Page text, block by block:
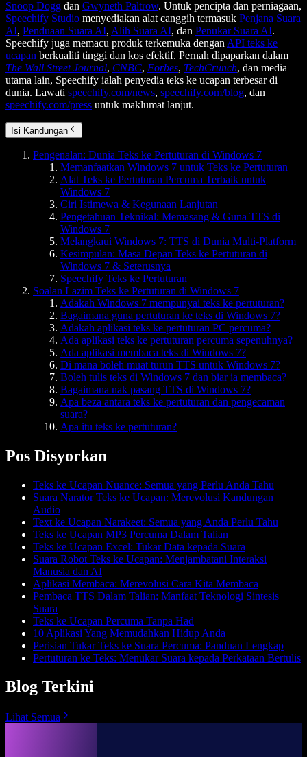
Snoop Dogg dan Gwyneth Paltrow. Untuk pencipta dan perniagaan,
Speechify Studio menyediakan alat canggih termasuk Penjana Suara
AI, Penduaan Suara AI, Alih Suara AI, dan Penukar Suara AI.
Speechify juga memacu produk terkemuka dengan API teks ke
ucapan berkualiti tinggi dan kos efektif. Pernah dipaparkan dalam
The Wall Street Journal, CNBC, Forbes, TechCrunch, dan media
utama lain, Speechify ialah penyedia teks ke ucapan terbesar di
dunia. Lawati speechify.com/news, speechify.com/blog, dan
speechify.com/press untuk maklumat lanjut.
Isi Kandungan
Pengenalan: Dunia Teks ke Pertuturan di Windows 7
Memanfaatkan Windows 7 untuk Teks ke Pertuturan
Alat Teks ke Pertuturan Percuma Terbaik untuk
Windows 7
Ciri Istimewa & Kegunaan Lanjutan
Pengetahuan Teknikal: Memasang & Guna TTS di
Windows 7
Melangkaui Windows 7: TTS di Dunia Multi-Platform
Kesimpulan: Masa Depan Teks ke Pertuturan di
Windows 7 & Seterusnya
Speechify Teks ke Pertuturan
Soalan Lazim Teks ke Pertuturan di Windows 7
Adakah Windows 7 mempunyai teks ke pertuturan?
Bagaimana guna pertuturan ke teks di Windows 7?
Adakah aplikasi teks ke pertuturan PC percuma?
Ada aplikasi teks ke pertuturan percuma sepenuhnya?
Ada aplikasi membaca teks di Windows 7?
Di mana boleh muat turun TTS untuk Windows 7?
Boleh tulis teks di Windows 7 dan biar ia membaca?
Bagaimana nak pasang TTS di Windows 7?
Apa beza antara teks ke pertuturan dan pengecaman
suara?
Apa itu teks ke pertuturan?
Pos Disyorkan
Teks ke Ucapan Nuance: Semua yang Perlu Anda Tahu
Suara Narator Teks ke Ucapan: Merevolusi Kandungan
Audio
Text ke Ucapan Narakeet: Semua yang Anda Perlu Tahu
Teks ke Ucapan MP3 Percuma Dalam Talian
Teks ke Ucapan Excel: Tukar Data kepada Suara
Suara Robot Teks ke Ucapan: Menjambatani Interaksi
Manusia dan AI
Aplikasi Membaca: Merevolusi Cara Kita Membaca
Pembaca TTS Dalam Talian: Manfaat Teknologi Sintesis
Suara
Teks ke Ucapan Percuma Tanpa Had
10 Aplikasi Yang Memudahkan Hidup Anda
Perisian Tukar Teks ke Suara Percuma: Panduan Lengkap
Pertuturan ke Teks: Menukar Suara kepada Perkataan Bertulis
Blog Terkini
Lihat Semua